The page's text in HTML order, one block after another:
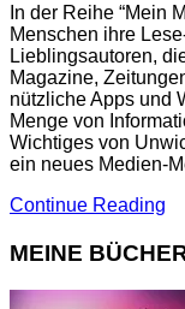
In der Reihe “Mein
Menschen ihre
Lieblingsautoren,
Magazine,
nützliche Apps und
Menge von
Wichtiges von
ein neues Medien-
Continue Reading
MEINE